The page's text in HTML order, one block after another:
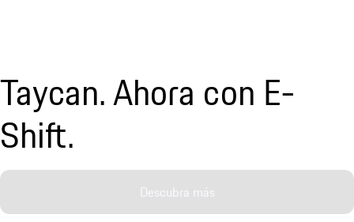
Taycan. Ahora con E-
Shift.
Descubra más